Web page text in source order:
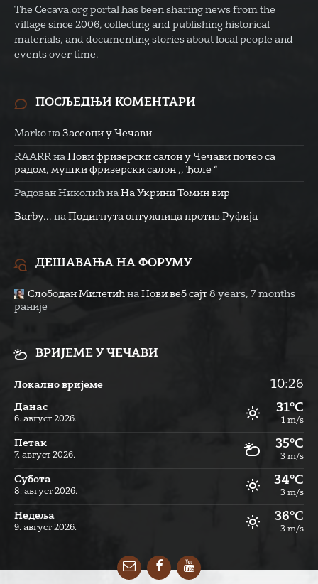
The Cecava.org portal has been sharing news from the
village since 2006, collecting and publishing historical
materials, and documenting stories about local people and
events over time.
ПОСЉЕДЊИ КОМЕНТАРИ
Marko на Засеоци у Чечави
RAARR на Нови фризерски салон у Чечави почео са
радом, мушки фризерски салон ,, Ђоле “
Радован Николић на На Укрини Томин вир
Barby... на Подигнута оптужница против Руфија
ДЕШАВАЊА НА ФОРУМУ
Слободан Милетић на Нови веб сајт 8 years, 7 months
раније
ВРИЈЕМЕ У ЧЕЧАВИ
Локално вријеме 10:26
Данас
6. август 2026.
31°C
1 m/s
Петак
7. август 2026.
35°C
3 m/s
Субота
8. август 2026.
34°C
3 m/s
Недеља
9. август 2026.
36°C
3 m/s
EmailFacebookYouTube